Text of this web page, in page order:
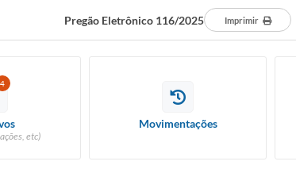
Pregão Eletrônico 116/2025 Imprimir
4
etc)
Movimentações